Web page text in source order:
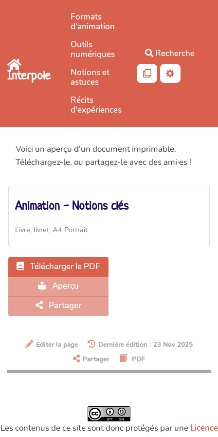
Aller au contenu principal
Interpole
Formats
d'animation
Outils
numériques
Notions et
astuces
Récits
d'expériences
Recherche
Voici un aperçu d'un document imprimable.
Téléchargez-le, ou partagez-le avec des ami·es !
Animation - Notions clés
Livre, livret, A4 Portrait
Télécharger le PDF
Aperçu
Partager
Éditer la page
Dernière édition : 23 Nov 2025
Partager
PDF
Les contenus de ce site sont donc protégés par une Licence